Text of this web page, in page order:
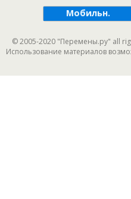
Мобильн.
© 2005-2020 "Перемены.ру" all
Использование материалов